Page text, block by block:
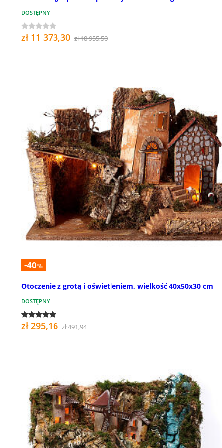
DOSTĘPNY
zł 11 373,30 zł 18 955,50
-40%
Otoczenie z grotą i oświetleniem, wielkość 40x50x30 cm
DOSTĘPNY
zł 295,16 zł 491,94